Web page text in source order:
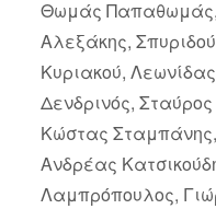
Θωμάς Παπαθωμάς,
Αλεξάκης,
Κυριακού,
Δενδρινός,
Κώστας
Ανδρέας
Λαμπρόπουλος,